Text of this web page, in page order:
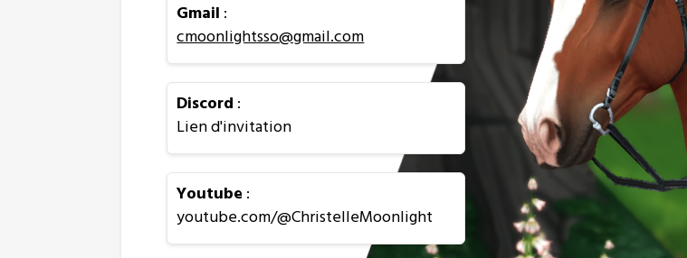
Gmail :
cmoonlightsso@gmail.com
Discord :
Lien d'invitation
Youtube :
youtube.com/@ChristelleMoonlight